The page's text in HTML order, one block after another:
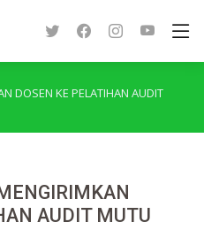
DOSEN KE PELATIHAN AUDIT
AUDIT MUTU